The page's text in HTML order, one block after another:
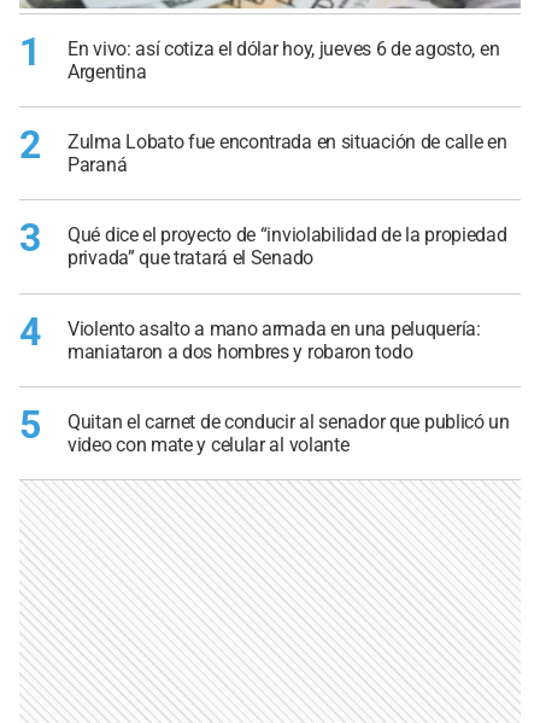
1
En vivo: así cotiza el dólar hoy, jueves 6 de agosto, en
Argentina
2
Zulma Lobato fue encontrada en situación de calle en
Paraná
3
Qué dice el proyecto de “inviolabilidad de la propiedad
privada” que tratará el Senado
4
Violento asalto a mano armada en una peluquería:
maniataron a dos hombres y robaron todo
5
Quitan el carnet de conducir al senador que publicó un
video con mate y celular al volante